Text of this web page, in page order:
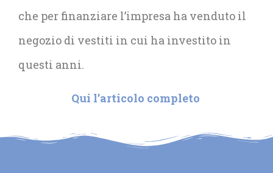
che per finanziare l’impresa ha venduto il
negozio di vestiti in cui ha investito in
questi anni.
Qui l’articolo completo